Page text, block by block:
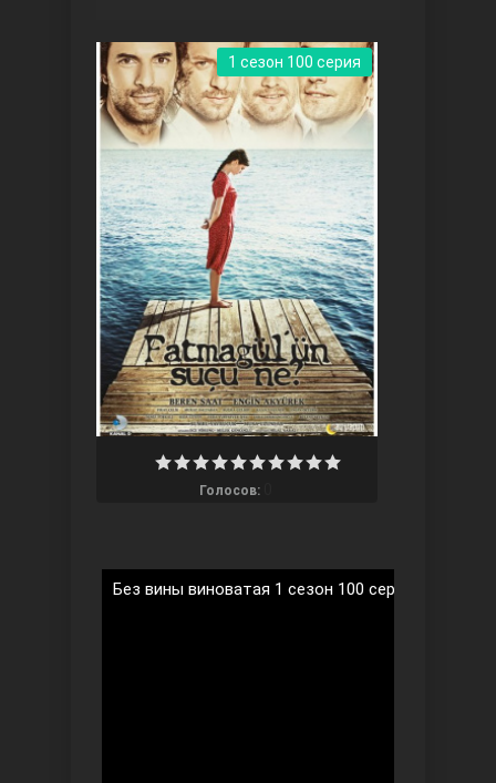
Ветреный холм
Ты назови
Голосов:
1 сезон 100 серия
Без вины виноватая 1 сезон 100 серия на